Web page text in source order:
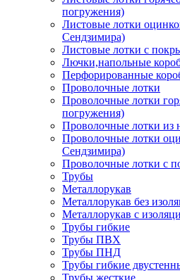
погружения)
Листовые лотки
Сендзимира)
Листовые лотки с
Лючки,напольные
Перфорированные
Проволочные лотки
Проволочные лотки
погружения)
Проволочные лотки из
Проволочные лотки
Сендзимира)
Проволочные лотки с
Трубы
Металлорукав
Металлорукав без
Металлорукав с
Трубы гибкие
Трубы ПВХ
Трубы ПНД
Трубы гибкие
Трубы жесткие